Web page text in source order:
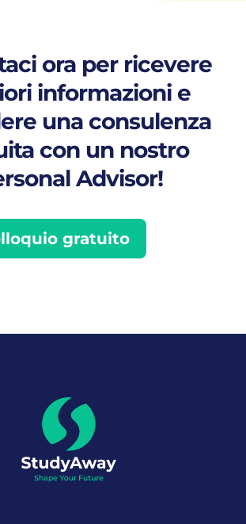
ora per ricevere
informazioni e
una consulenza
con un nostro
Advisor!
gratuito